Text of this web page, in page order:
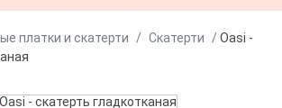
платки и скатерти / Скатерти /Oasi -